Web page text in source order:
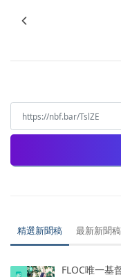
精選新聞稿 最新新聞稿
FLOC唯一基